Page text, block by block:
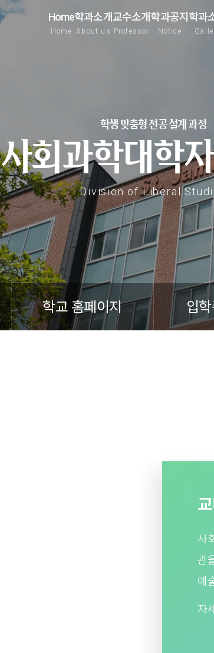
Home
Home
학과소개
About us
교수소개
Professor
학과공지
Notice
학과
학교 홈페이지 입
학생 맞춤형 전공 설계 과정
사회과학대학
Division of Liberal
사
관
예
직
자